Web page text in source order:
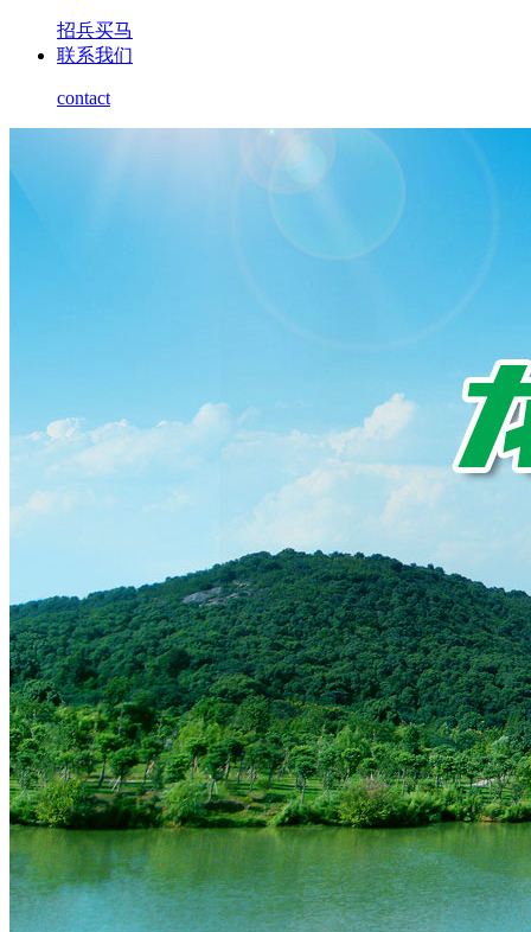
招兵买马
联系我们
contact